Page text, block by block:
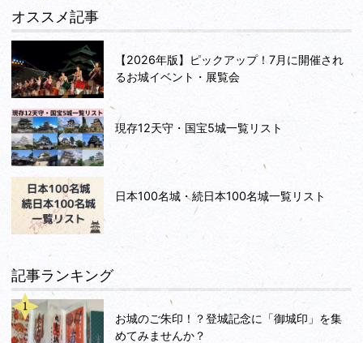
オススメ記事
【2026年版】ピックアップ！7月に開催され
るお城イベント・展覧会
現存12天守・国宝5城一覧リスト
日本100名城・続日本100名城一覧リスト
記事ランキング
お城のご朱印！？登城記念に「御城印」を集
めてみませんか？